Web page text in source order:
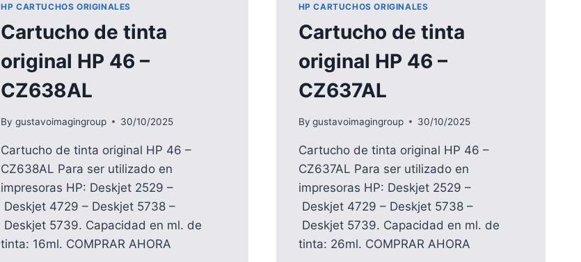
HP CARTUCHOS ORIGINALES
Cartucho de tinta
original HP 46 –
CZ638AL
By gustavoimagingroup 30/10/2025
Cartucho de tinta original HP 46 –
CZ638AL Para ser utilizado en
impresoras HP: Deskjet 2529 –
Deskjet 4729 – Deskjet 5738 –
Deskjet 5739. Capacidad en ml. de
tinta: 16ml. COMPRAR AHORA
HP CARTUCHOS ORIGINALES
Cartucho de tinta
original HP 46 –
CZ637AL
By gustavoimagingroup 30/10/2025
Cartucho de tinta original HP 46 –
CZ637AL Para ser utilizado en
impresoras HP: Deskjet 2529 –
Deskjet 4729 – Deskjet 5738 –
Deskjet 5739. Capacidad en ml. de
tinta: 26ml. COMPRAR AHORA